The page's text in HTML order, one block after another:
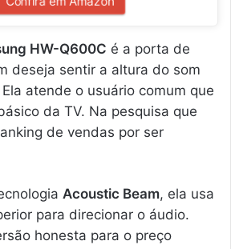
HW-Q600C é a porta de
deseja sentir a altura do som
atende o usuário comum que
da TV. Na pesquisa que
de vendas por ser
Acoustic Beam, ela usa
para direcionar o áudio.
honesta para o preço